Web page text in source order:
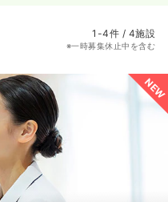
1-4件 / 4施設
※一時募集休止中を含む
NEW